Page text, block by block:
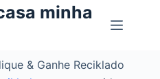
minha
& Ganhe Reciklado